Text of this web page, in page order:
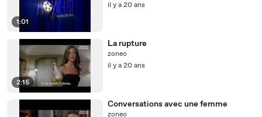
1:01
il y a 20 ans
2:15
La rupture
zoneo
il y a 20 ans
Conversations avec une femme
zoneo